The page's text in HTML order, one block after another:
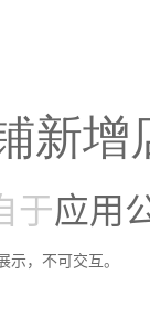
新增
于应用
，不可交互。